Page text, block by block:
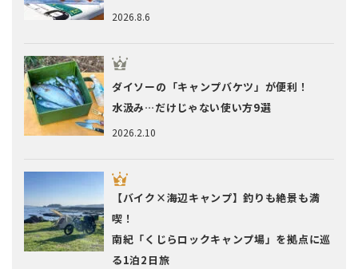
2026.8.6
2026.2.10
ダイソーの「キャンプバケツ」が便利！
水汲み…だけじゃない使い方9選
【バイク×海辺キャンプ】釣りも絶景も満
喫！
南紀「くじらロックキャンプ場」を拠点に巡
る1泊2日旅